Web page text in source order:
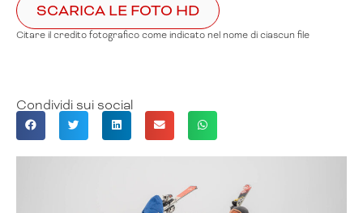
SCARICA LE FOTO HD
Citare il credito fotografico come indicato nel nome di ciascun file
Condividi sui social